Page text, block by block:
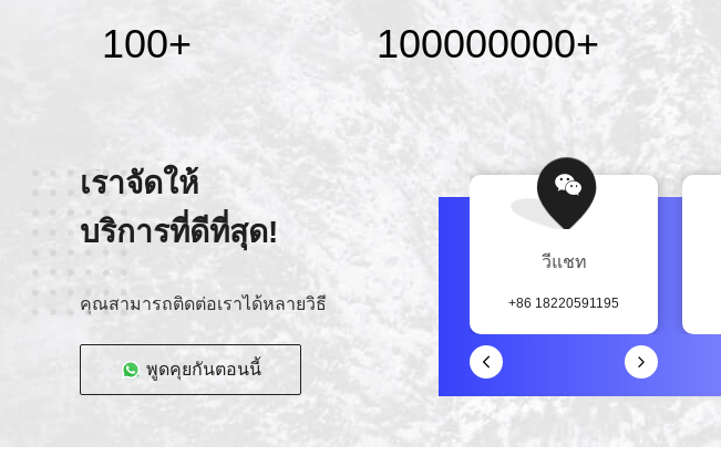
100+ 100000000+
เราจัดให้
บริการที่ดีที่สุด!
คุณสามารถติดต่อเราได้หลายวิธี
พูดคุยกันตอนนี้
วีแชท
+86 18220591195